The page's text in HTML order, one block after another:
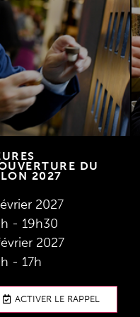
DU
2027
2027
- 19h30
2027
- 17h
ACTIVER LE RAPPEL